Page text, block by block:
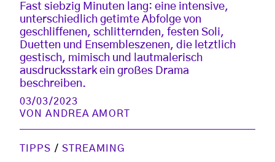
Fast siebzig Minuten lang: eine intensive,
unterschiedlich getimte Abfolge von
geschliffenen, schlitternden, festen Soli,
Duetten und Ensembleszenen, die letztlich
gestisch, mimisch und lautmalerisch
ausdrucksstark ein großes Drama
beschreiben.
03/03/2023
VONANDREA AMORT
TIPPS / STREAMING